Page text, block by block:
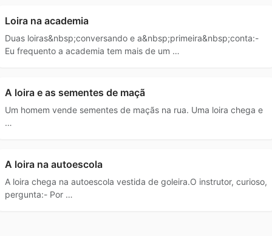
Loira na academia
Duas loiras&nbsp;conversando e a&nbsp;primeira&nbsp;conta:-
Eu frequento a academia tem mais de um …
A loira e as sementes de maçã
Um homem vende sementes de maçãs na rua. Uma loira chega e
…
A loira na autoescola
A loira chega na autoescola vestida de goleira.O instrutor, curioso,
pergunta:- Por …